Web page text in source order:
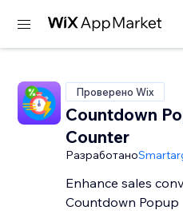
Проверено Wix
Countdown
Counter
Разработано
Enhance sales
Countdown Popup